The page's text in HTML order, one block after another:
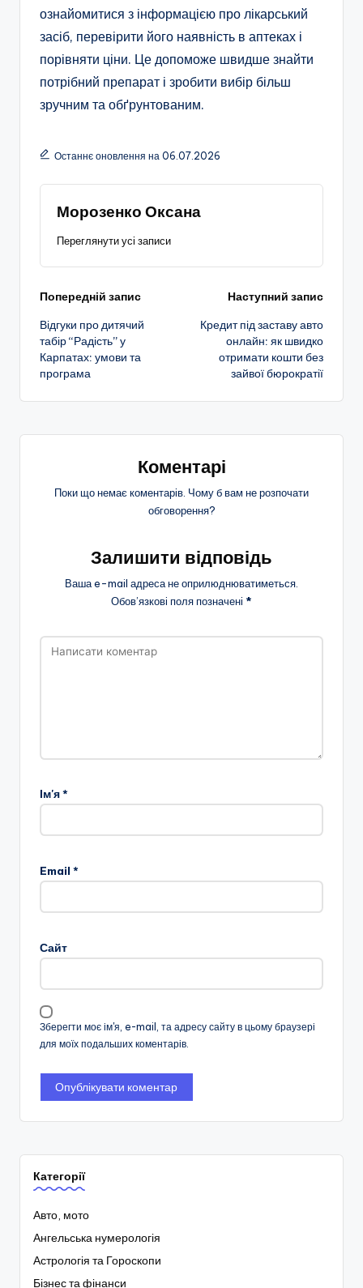
ознайомитися з інформацією про лікарський
засіб, перевірити його наявність в аптеках і
порівняти ціни. Це допоможе швидше знайти
потрібний препарат і зробити вибір більш
зручним та обґрунтованим.
Останнє оновлення на 06.07.2026
Морозенко Оксана
Переглянути усі записи
Навігація
по
запису
Попередній запис
Відгуки про дитячий
табір “Радість” у
Карпатах: умови та
програма
Наступний запис
Кредит під заставу авто
онлайн: як швидко
отримати кошти без
зайвої бюрократії
Коментарі
Поки що немає коментарів. Чому б вам не розпочати
обговорення?
Залишити відповідь
Ваша e-mail адреса не оприлюднюватиметься.
Обов’язкові поля позначені *
Ім'я*
Email *
Сайт
Зберегти моє ім'я, e-mail, та адресу сайту в цьому браузері
для моїх подальших коментарів.
Категорії
Авто, мото
Ангельська нумерологія
Астрологія та Гороскопи
Бізнес та фінанси